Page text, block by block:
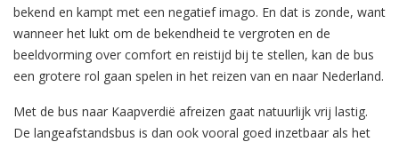
bekend en kampt met een negatief imago. En dat is zonde, want
wanneer het lukt om de bekendheid te vergroten en de
beeldvorming over comfort en reistijd bij te stellen, kan de bus
een grotere rol gaan spelen in het reizen van en naar Nederland.
Met de bus naar Kaapverdië afreizen gaat natuurlijk vrij lastig.
De langeafstandsbus is dan ook vooral goed inzetbaar als het